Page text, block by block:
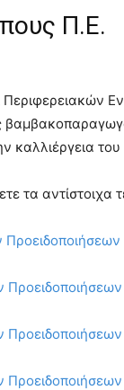
Π.Ε.
καλλιέργεια
τα αντίστοιχα